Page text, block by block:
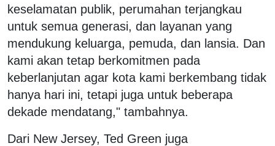
keselamatan publik, perumahan terjangkau
untuk semua generasi, dan layanan yang
mendukung keluarga, pemuda, dan lansia. Dan
kami akan tetap berkomitmen pada
keberlanjutan agar kota kami berkembang tidak
hanya hari ini, tetapi juga untuk beberapa
dekade mendatang," tambahnya.
Dari New Jersey, Ted Green juga